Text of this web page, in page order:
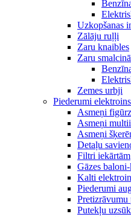
Uzkopšanas
Zālāju ruļļi
Zaru knaibles
Zaru
Zemes urbji
Piederumi
Asmeņi
Asmeņi
Asmeņi
Detaļu
Filtri iekārtām
Gāzes
Kalti
Piederumi
Pretizrāvumu
Putekļu